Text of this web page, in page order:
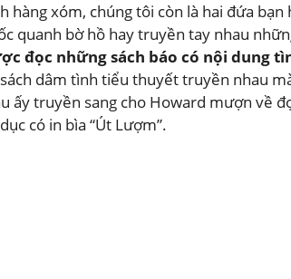
xóm, chúng tôi còn là hai đứa
quanh bờ hồ hay truyền tay nhau
đọc những sách báo có nội dung
dâm tình tiểu thuyết truyền nhau
ấy truyền sang cho Howard mượn về
có in bìa “Út Lượm”.